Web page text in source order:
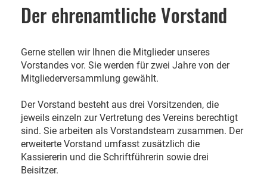
Der ehrenamtliche Vorstand
Gerne stellen wir Ihnen die Mitglieder unseres
Vorstandes vor. Sie werden für zwei Jahre von der
Mitgliederversammlung gewählt.
Der Vorstand besteht aus drei Vorsitzenden, die
jeweils einzeln zur Vertretung des Vereins berechtigt
sind. Sie arbeiten als Vorstandsteam zusammen. Der
erweiterte Vorstand umfasst zusätzlich die
Kassiererin und die Schriftführerin sowie drei
Beisitzer.